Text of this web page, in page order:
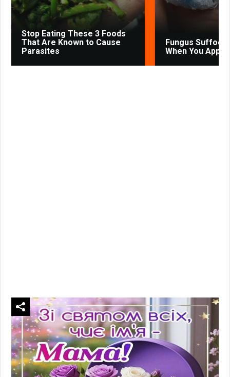
i
k
i
Stop Eating These 3 Foods
That Are Known to Cause
Parasites
Fungus
When You